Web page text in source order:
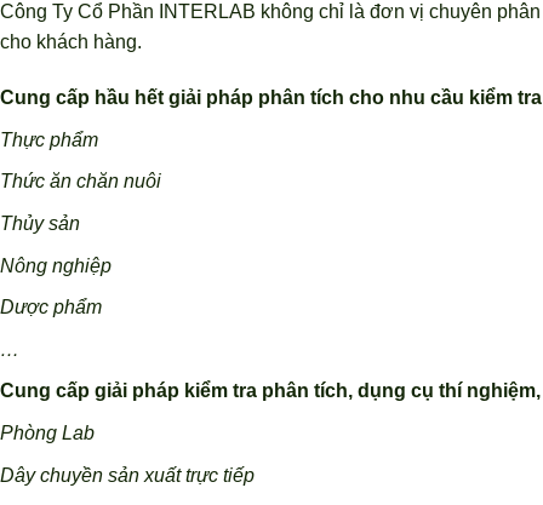
Công Ty Cổ Phần INTERLAB không chỉ là đơn vị chuyên
cho khách hàng.
Cung cấp hầu hết giải pháp phân tích cho nhu cầu kiểm
Thực phẩm
Thức ăn chăn nuôi
Thủy sản
Nông nghiệp
Dược phẩm
…
Cung cấp giải pháp kiểm tra phân tích, dụng cụ thí
Phòng Lab
Dây chuyền sản xuất trực tiếp